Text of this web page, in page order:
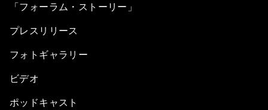
「フォーラム・ストーリー」
プレスリリース
フォトギャラリー
ビデオ
ポッドキャスト